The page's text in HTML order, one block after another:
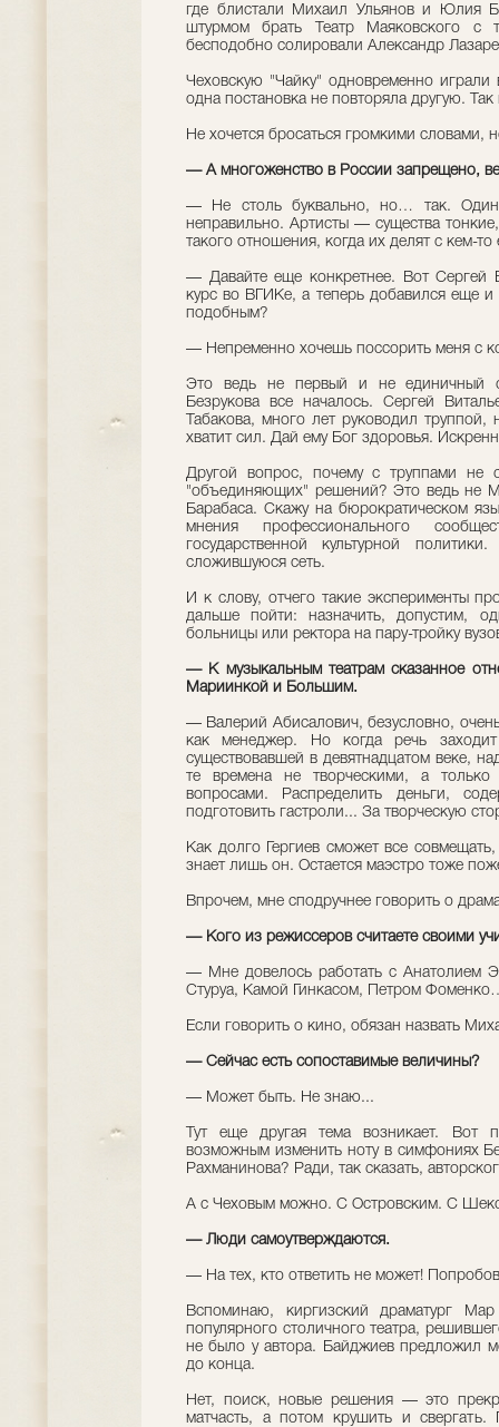
где блистали Михаил Ульянов и Юлия
штурмом брать Театр Маяковского с
бесподобно солировали Александр
Чеховскую "Чайку" одновременно играли
одна постановка не повторяла другую. Так
Не хочется бросаться громкими словами,
— А многоженство в России запрещено,
— Не столь буквально, но… так. Один
неправильно. Артисты — существа
такого отношения, когда их делят с кем-то
— Давайте еще конкретнее. Вот Сергей
курс во ВГИКе, а теперь добавился еще
подобным?
— Непременно хочешь поссорить меня с
Это ведь не первый и не единичный
Безрукова все началось. Сергей
Табакова, много лет руководил
хватит сил. Дай ему Бог здоровья.
Другой вопрос, почему с труппами не
"объединяющих" решений? Это ведь не
Барабаса. Скажу на бюрократическом
мнения профессионального
государственной культурной
сложившуюся сеть.
И к слову, отчего такие эксперименты
дальше пойти: назначить, допустим,
больницы или ректора на пару-тройку
— К музыкальным театрам сказанное
Мариинкой и Большим.
— Валерий Абисалович, безусловно,
как менеджер. Но когда речь
существовавшей в девятнадцатом веке,
те времена не творческими, а только
вопросами. Распределить деньги,
подготовить гастроли... За творческую
Как долго Гергиев сможет все
знает лишь он. Остается маэстро тоже
Впрочем, мне сподручнее говорить о
— Кого из режиссеров считаете своими
— Мне довелось работать с Анатолием
Стуруа, Камой Гинкасом, Петром
Если говорить о кино, обязан назвать
— Сейчас есть сопоставимые величины?
— Может быть. Не знаю...
Тут еще другая тема возникает. Вот
возможным изменить ноту в симфониях
Рахманинова? Ради, так сказать,
А с Чеховым можно. С Островским. С
— Люди самоутверждаются.
— На тех, кто ответить не может!
Вспоминаю, киргизский драматург
популярного столичного театра,
не было у автора. Байджиев предложил
до конца.
Нет, поиск, новые решения — это
матчасть, а потом крушить и